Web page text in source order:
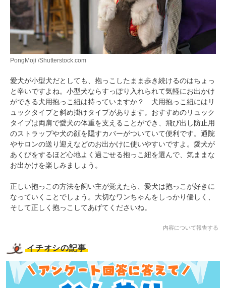
PongMoji /Shutterstock.com
愛犬が小型犬だとしても、抱っこしたまま歩き続けるのはちょっ
と辛いですよね。小型犬ならすっぽり入れられて気軽にお出かけ
ができる犬用抱っこ紐は持っていますか？ 犬用抱っこ紐にはリ
ュックタイプと斜め掛けタイプがあります。おすすめのリュック
タイプは両肩で愛犬の体重を支えることができ、飛び出し防止用
のストラップや犬の顔を隠すカバーがついていて便利です。通院
やサロンの送り迎えなどのお出かけに使いやすいですよ。愛犬が
あくびをするほど心地よく過ごせる抱っこ紐を選んで、気ままな
お出かけを楽しみましょう。
正しい抱っこの方法を飼い主が覚えたら、愛犬は抱っこが好きに
なっていくことでしょう。大切なワンちゃんをしっかり優しく、
そして正しく抱っこしてあげてくださいね。
内容について報告する
イチオシの記事